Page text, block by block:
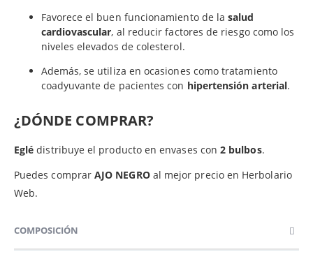
Favorece el buen funcionamiento de lasalud
cardiovascular, al reducir factores de riesgo como los
niveles elevados de colesterol.
Además, se utiliza en ocasiones como tratamiento
coadyuvante de pacientes con hipertensión arterial.
¿DÓNDE COMPRAR?
Eglédistribuye el producto en envases con2 bulbos.
Puedes comprarAJO NEGRO al mejor precio en Herbolario
Web.
COMPOSICIÓN